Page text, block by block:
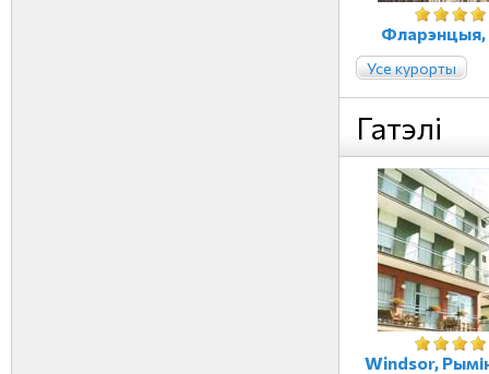
Фларэнцыя,
Усе курорты
Гатэлі
Windsor,